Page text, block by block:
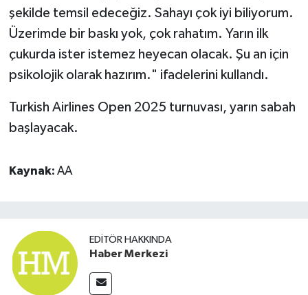
şekilde temsil edeceğiz. Sahayı çok iyi biliyorum.
Üzerimde bir baskı yok, çok rahatım. Yarın ilk
çukurda ister istemez heyecan olacak. Şu an için
psikolojik olarak hazırım." ifadelerini kullandı.
Turkish Airlines Open 2025 turnuvası, yarın sabah
başlayacak.
Kaynak: AA
EDITÖR HAKKINDA
Haber Merkezi